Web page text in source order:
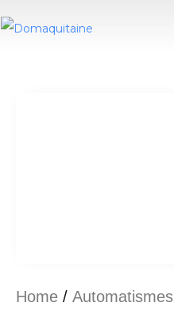
Home / Automatismes